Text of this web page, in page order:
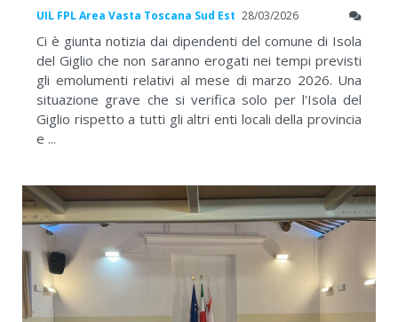
UIL FPL Area Vasta Toscana Sud Est 28/03/2026
Ci è giunta notizia dai dipendenti del comune di Isola
del Giglio che non saranno erogati nei tempi previsti
gli emolumenti relativi al mese di marzo 2026. Una
situazione grave che si verifica solo per l'Isola del
Giglio rispetto a tutti gli altri enti locali della provincia
e ...